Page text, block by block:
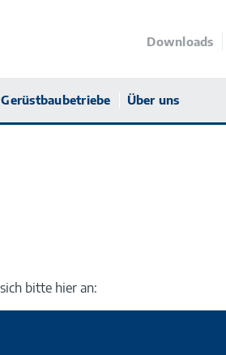
Downloads
Über uns
bitte hier an: